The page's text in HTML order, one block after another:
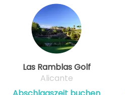
Las Ramblas Golf
Alicante